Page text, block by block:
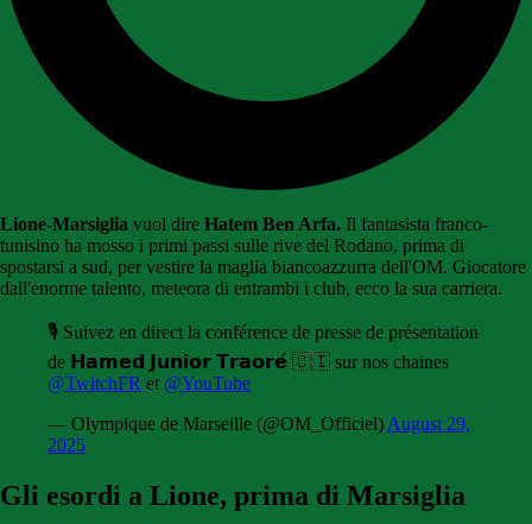
Lione-Marsiglia vuol dire Hatem Ben Arfa. Il fantasista franco-
tunisino ha mosso i primi passi sulle rive del Rodano, prima di
spostarsi a sud, per vestire la maglia biancoazzurra dell'OM. Giocatore
dall'enorme talento, meteora di entrambi i club, ecco la sua carriera.
🎙️ Suivez en direct la conférence de presse de présentation
de 𝗛𝗮𝗺𝗲𝗱 𝗝𝘂𝗻𝗶𝗼𝗿 𝗧𝗿𝗮𝗼𝗿𝗲́ 🇨🇮 sur nos chaines
@TwitchFR et @YouTube
— Olympique de Marseille (@OM_Officiel) August 29,
2025
Gli esordi a Lione, prima di Marsiglia